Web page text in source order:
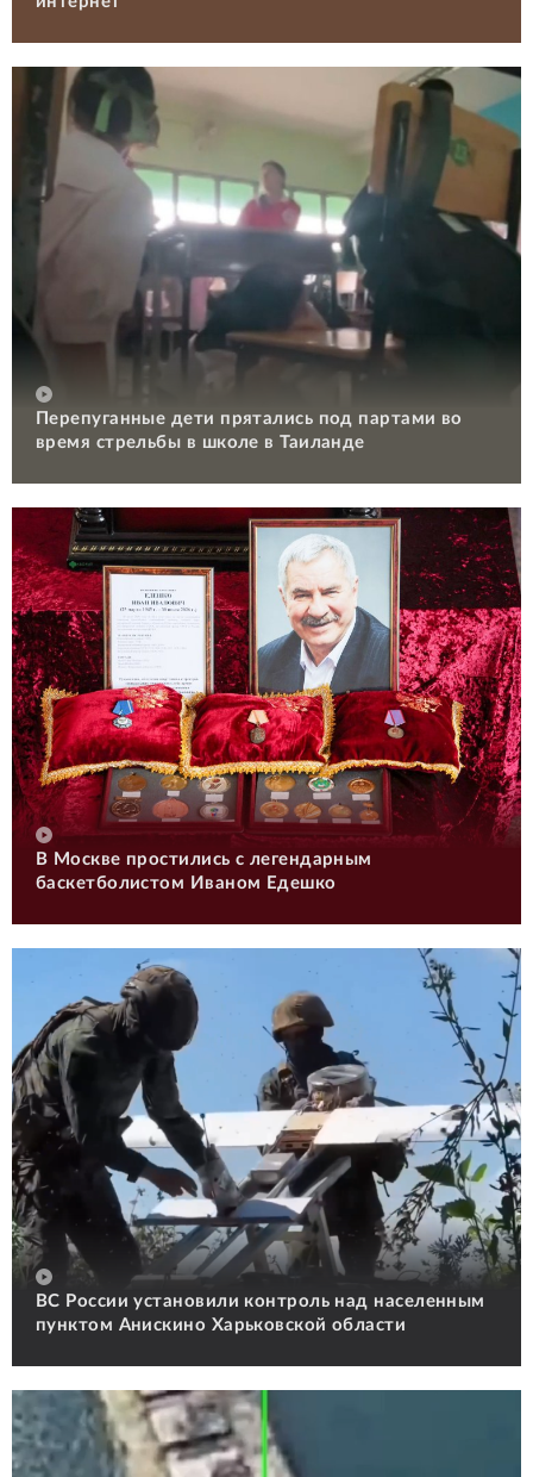
Перепуганные дети прятались под партами во
время стрельбы в школе в Таиланде
В Москве простились с легендарным
баскетболистом Иваном Едешко
ВС России установили контроль над населенным
пунктом Анискино Харьковской области